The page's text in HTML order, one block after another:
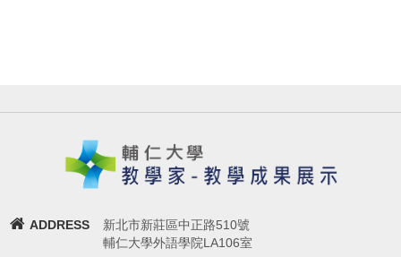
ADDRESS
新北市新莊區中正路510號
輔仁大學外語學院LA106室